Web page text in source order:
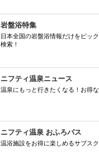
岩盤浴特集
日本全国の岩盤浴情報だけをピッ
検索！
ニフティ温泉ニュース
温泉にもっと行きたくなる！お得
ニフティ温泉 おふろパス
温浴施設をお得に楽しめるサブス